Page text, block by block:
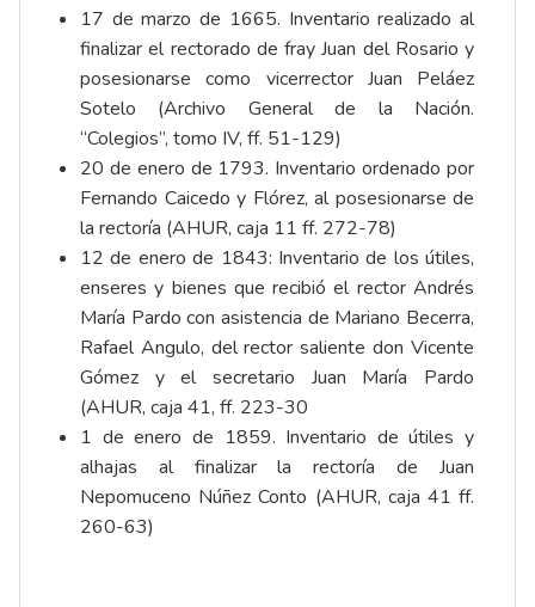
17 de marzo de 1665. Inventario realizado al
finalizar el rectorado de fray Juan del Rosario y
posesionarse como vicerrector Juan Peláez
Sotelo (Archivo General de la Nación.
“Colegios”, tomo IV, ff. 51-129)
20 de enero de 1793. Inventario ordenado por
Fernando Caicedo y Flórez, al posesionarse de
la rectoría (AHUR, caja 11 ff. 272-78)
12 de enero de 1843: Inventario de los útiles,
enseres y bienes que recibió el rector Andrés
María Pardo con asistencia de Mariano Becerra,
Rafael Angulo, del rector saliente don Vicente
Gómez y el secretario Juan María Pardo
(AHUR, caja 41, ff. 223-30
1 de enero de 1859. Inventario de útiles y
alhajas al finalizar la rectoría de Juan
Nepomuceno Núñez Conto (AHUR, caja 41 ff.
260-63)